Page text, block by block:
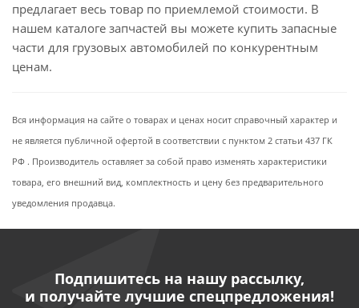
предлагает весь товар по приемлемой стоимости. В
нашем каталоге запчастей вы можете купить запасные
части для грузовых автомобилей по конкурентным
ценам.
Вся информация на сайте о товарах и ценах носит справочный характер и
не является публичной офертой в соответствии с пунктом 2 статьи 437 ГК
РФ . Производитель оставляет за собой право изменять характеристики
товара, его внешний вид, комплектность и цену без предварительного
уведомления продавца.
Подпишитесь на нашу рассылку,
и получайте лучшие спецпредложения!